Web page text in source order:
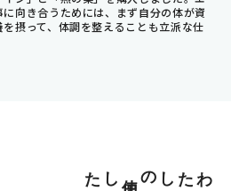
向き合うためには、まず自分の体が資
摂って、体調を整えることも立派な仕
わたしの
用
した